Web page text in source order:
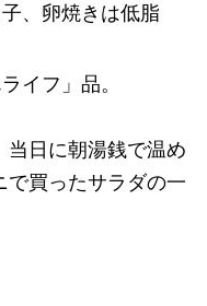
、卵焼きは低脂
イフ」品。
当日に朝湯銭で温め
で買ったサラダの一